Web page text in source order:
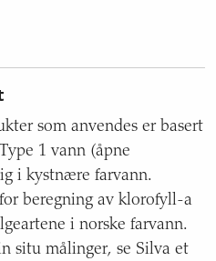
som anvendes er basert
1 vann (åpne
i kystnære farvann.
beregning av klorofyll-a
i norske farvann.
situ målinger, se Silva et